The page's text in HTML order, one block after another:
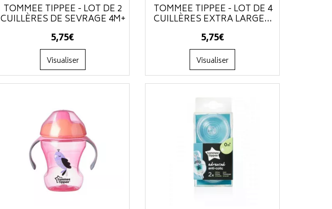
TOMMEE TIPPEE - LOT DE 2
CUILLÈRES DE SEVRAGE 4M+
5,75€
Visualiser
TOMMEE TIPPEE - LOT DE 4
CUILLÈRES EXTRA LARGE...
5,75€
Visualiser